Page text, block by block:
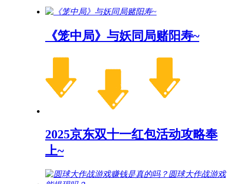
《笼中局》与妖同局赌阳寿~
2025京东双十一红包活动攻略奉
上~